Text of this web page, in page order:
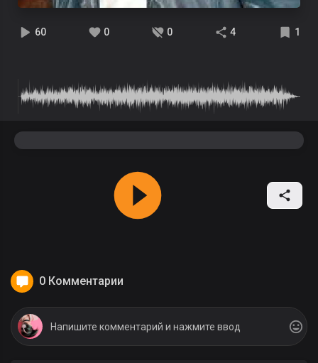
60 0 0 4 1
0 Комментарии